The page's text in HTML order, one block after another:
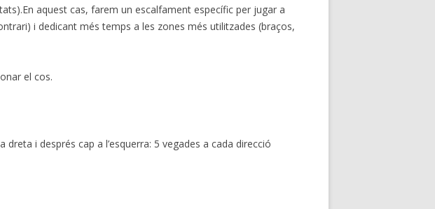
aquest cas, farem un escalfament específic per jugar a
i dedicant més temps a les zones més utilitzades (braços,
el cos.
i després cap a l’esquerra: 5 vegades a cada direcció